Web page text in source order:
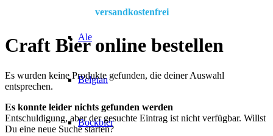
Ale
Belgian
Bockbier
versandkostenfrei
Craft Bier online bestellen
Es wurden keine Produkte gefunden, die deiner Auswahl
entsprechen.
Es konnte leider nichts gefunden werden
Entschuldigung, aber der gesuchte Eintrag ist nicht verfügbar. Willst
Du eine neue Suche starten?